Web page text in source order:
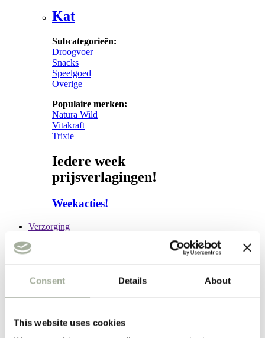
Consent Details About
This website uses cookies
Kat
Subcategorieën:
Droogvoer
Snacks
Speelgoed
Overige
Populaire merken:
Natura Wild
Vitakraft
Trixie
Iedere week
prijsverlagingen!
Weekacties!
Verzorging
Subcategorieën:
Hond
Vacht
Kat